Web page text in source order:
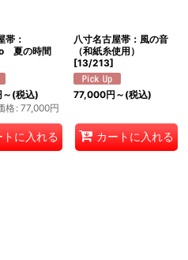
帯：
夏の時間
～ (税込)
格: 77,000円
トに入れる
八寸名古屋帯：風の音
（和紙糸使用）
[13/213]
77,000円 ～ (税込)
カートに入れる